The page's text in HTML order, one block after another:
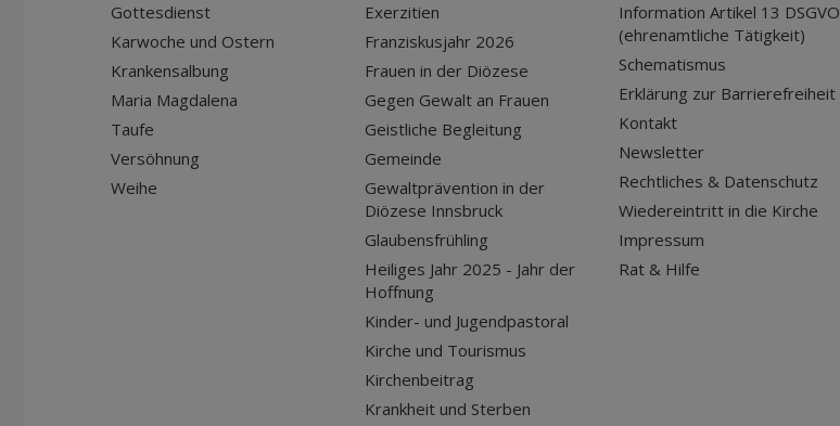
Gottesdienst
Karwoche und Ostern
Krankensalbung
Maria Magdalena
Taufe
Versöhnung
Weihe
Exerzitien
Franziskusjahr 2026
Frauen in der Diözese
Gegen Gewalt an Frauen
Geistliche Begleitung
Gemeinde
Gewaltprävention in der
Diözese Innsbruck
Glaubensfrühling
Heiliges Jahr 2025 - Jahr der
Hoffnung
Kinder- und Jugendpastoral
Kirche und Tourismus
Kirchenbeitrag
Krankheit und Sterben
Information Artikel 13 DSGVO
(ehrenamtliche Tätigkeit)
Schematismus
Erklärung zur Barrierefreiheit
Kontakt
Newsletter
Rechtliches & Datenschutz
Wiedereintritt in die Kirche
Impressum
Rat & Hilfe